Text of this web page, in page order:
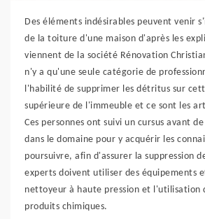
Des éléments indésirables peuvent venir
de la toiture d'une maison d'après les
viennent de la société Rénovation
n'y a qu'une seule catégorie de
l'habilité de supprimer les détritus sur
supérieure de l'immeuble et ce sont les
Ces personnes ont suivi un cursus avant
dans le domaine pour y acquérir les
poursuivre, afin d'assurer la suppression
experts doivent utiliser des équipements
nettoyeur à haute pression et l'utilisation
produits chimiques.